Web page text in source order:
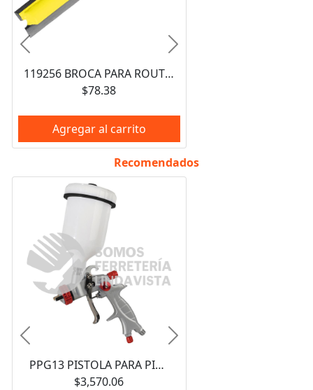
119256 BROCA PARA ROUTER DE ACERO RECTA DE 2 FILOS 3/4" ZANCO DE 1/4" SURTEK
$78.38
Agregar al carrito
Anterior Siguiente
Recomendados
PPG13 PISTOLA PARA PINTAR DE GRAVEDAD, CAPACIDAD 600 ML, 36 PSI URREA
$3,570.06
Anterior Siguiente